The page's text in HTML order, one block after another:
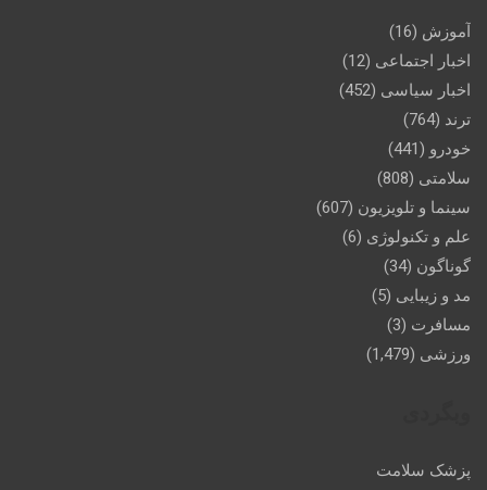
آموزش (16)
اخبار اجتماعی (12)
اخبار سیاسی (452)
ترند (764)
خودرو (441)
سلامتی (808)
سینما و تلویزیون (607)
علم و تکنولوژی (6)
گوناگون (34)
مد و زیبایی (5)
مسافرت (3)
ورزشی (1,479)
پزشک سلامت